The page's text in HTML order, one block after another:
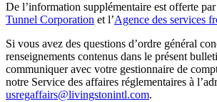
De l’information supplémentaire est offerte
Tunnel Corporation et l’Agence des services
Si vous avez des questions d’ordre général
renseignements contenus dans le présent
communiquer avec votre gestionnaire de
notre Service des affaires réglementaires à
usregaffairs@livingstonintl.com.